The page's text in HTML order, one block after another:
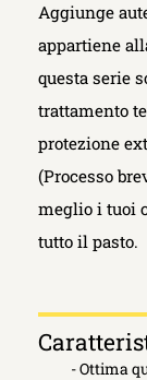
Aggiunge
appartiene
questa serie
trattamento
protezione
(Processo
meglio i tuoi
tutto il pasto.
- Ottima